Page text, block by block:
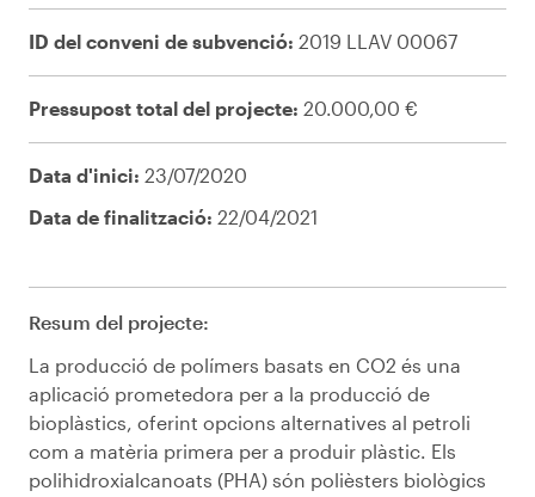
ID del conveni de subvenció: 2019 LLAV 00067
Pressupost total del projecte: 20.000,00 €
Data d'inici: 23/07/2020
Data de finalització: 22/04/2021
Resum del projecte:
La producció de polímers basats en CO2 és una
aplicació prometedora per a la producció de
bioplàstics, oferint opcions alternatives al petroli
com a matèria primera per a produir plàstic. Els
polihidroxialcanoats (PHA) són polièsters biològics